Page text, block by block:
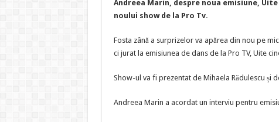
Andreea Marin, despre noua emisiune,
noului show de la Pro Tv.
Fosta zână a surprizelor va apărea din nou pe
ci jurat la emisiunea de dans de la Pro TV, Uite
Show-ul va fi prezentat de Mihaela Rădulescu și
Andreea Marin a acordat un interviu pentru